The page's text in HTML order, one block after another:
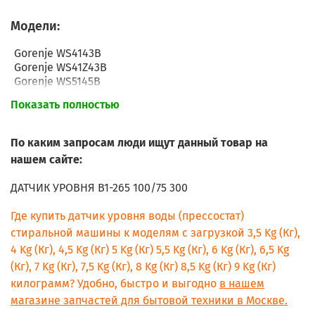
Модели:
Gorenje WS4143B
Gorenje WS41Z43B
Gorenje WS5145B
Gorenje WS51081RS
Gorenje WS52105RSV
Gorenje WS52Z105RSV
Gorenje WA6145B
Gorenje WS50Z085R
Gorenje WS50Z109RSV
Gorenje WS50Z149N
Gorenje WS50Z129N
Показать полностью
По каким запросам люди ищут данный товар на
нашем сайте:
ДАТЧИК УРОВНЯ B1-265 100/75 300
Где купить датчик уровня воды (прессостат)
стиральной машины к моделям с загрузкой 3,5 Kg (Кг),
4 Kg (Кг), 4,5 Kg (Кг) 5 Kg (Кг) 5,5 Kg (Кг), 6 Kg (Кг), 6,5 Kg
(Кг), 7 Kg (Кг), 7,5 Kg (Кг), 8 Kg (Кг) 8,5 Kg (Кг) 9 Kg (Кг)
килограмм? Удобно, быстро и выгодно в нашем
магазине запчастей для бытовой техники в Москве.